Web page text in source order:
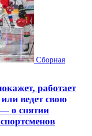
Сборная
работает
ведет свою
о снятии